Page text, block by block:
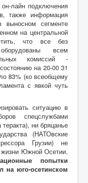
лайн подключения
также информация
выносном сегменте
на центральной
что все без
всем
комиссий -
на 20-00 31
83% (ко всеобщему
с явкой чуть
ситуацию в
спецслужбами
ни бряцанье
(НАТОвские
Грузии) не
Южной Осетии.
попытки
на юго-осетинском